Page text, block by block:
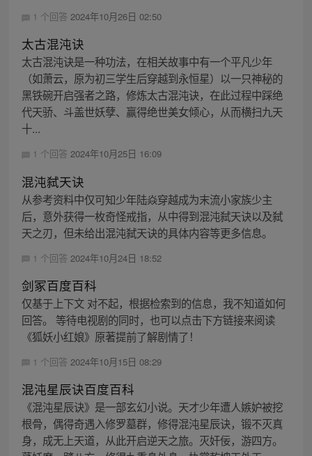
1 个回答 2024年10月26日 02:50
太古混沌诀
太古混沌诀是一种功法，在相关故事中有一个平凡少年
（如萧云，原为初三学生后穿越到永恒星）以一只神秘的
黑铁碗开启强者之路，修炼太古混沌诀，在此过程中踩绝
代天骄、斗盖世妖孽、赢得绝世美女倾心，从而横扫九天
十...
1 个回答 2024年10月25日 16:09
混沌弑天诀
从参考资料中仅可知少年陆焱穿越成为末流小家族少主
后，意外获得一枚奇怪戒指，从中得到混沌弑天诀以及弑
天之刃，但未给出混沌弑天诀的具体内容等更多信息。
1 个回答 2024年10月24日 18:52
剑冢百度百科
仅基于上下文 对不起，根据检索到的信息，我不知道如何
回答。 等待电视剧的同时，也可以点击下方链接来阅读
《狐妖小红娘》原著提前了解剧情了！
1 个回答 2024年10月15日 08:29
混沌星辰诀百度百科
《混沌星辰诀》是一部玄幻小说。天才少年遭人嫉妒被挖
根骨，偶得奇遇入修罗墓群，修得混沌星辰诀，锻不灭真
身，成无上天道，从此开启逆天之旅。灭奸佞，游四方。